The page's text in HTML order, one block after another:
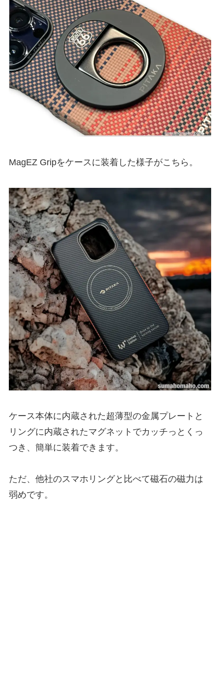
MagEZ Gripをケースに装着した様子がこちら。
ケース本体に内蔵された超薄型の金属プレートと
リングに内蔵されたマグネットでカッチっとくっ
つき、簡単に装着できます。
ただ、他社のスマホリングと比べて磁石の磁力は
弱めです。